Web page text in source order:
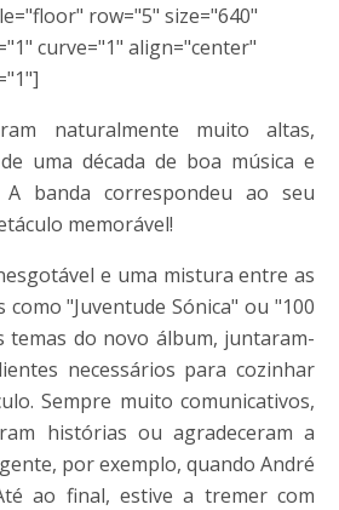
row="5" size="640"
curve="1" align="center"
naturalmente muito altas,
uma década de boa música e
A banda correspondeu ao seu
memorável!
e uma mistura entre as
como "Juventude Sónica" ou "100
temas do novo álbum, juntaram-
necessários para cozinhar
Sempre muito comunicativos,
histórias ou agradeceram a
por exemplo, quando André
ao final, estive a tremer com